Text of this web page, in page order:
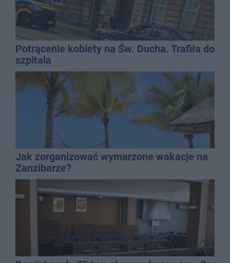
Potrącenie kobiety na Św. Ducha. Trafiła do
szpitala
Jak zorganizować wymarzone wakacje na
Zanzibarze?